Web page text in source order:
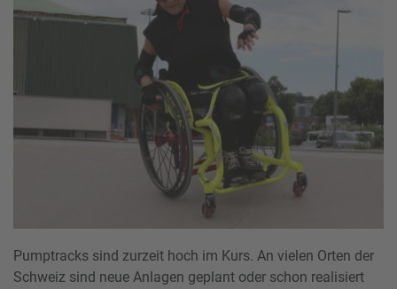
Pumptracks sind zurzeit hoch im Kurs. An vielen Orten der
Schweiz sind neue Anlagen geplant oder schon realisiert